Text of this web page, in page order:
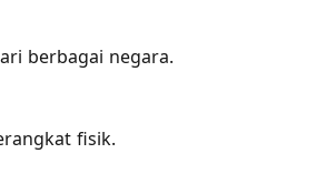
berbagai negara.
fisik.